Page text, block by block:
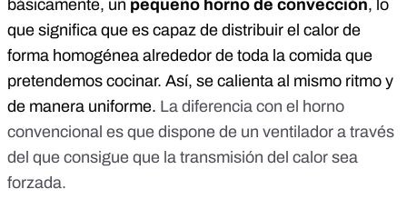
básicamente, un pequeño horno de convección, lo
que significa que es capaz de distribuir el calor de
forma homogénea alrededor de toda la comida que
pretendemos cocinar. Así, se calienta al mismo ritmo y
de manera uniforme. La diferencia con el horno
convencional es que dispone de un ventilador a través
del que consigue que la transmisión del calor sea
forzada.